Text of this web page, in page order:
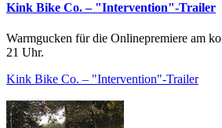
Kink Bike Co. – "Intervention"-Trailer
Warmgucken für die Onlinepremiere am
21 Uhr.
Kink Bike Co. – "Intervention"-Trailer